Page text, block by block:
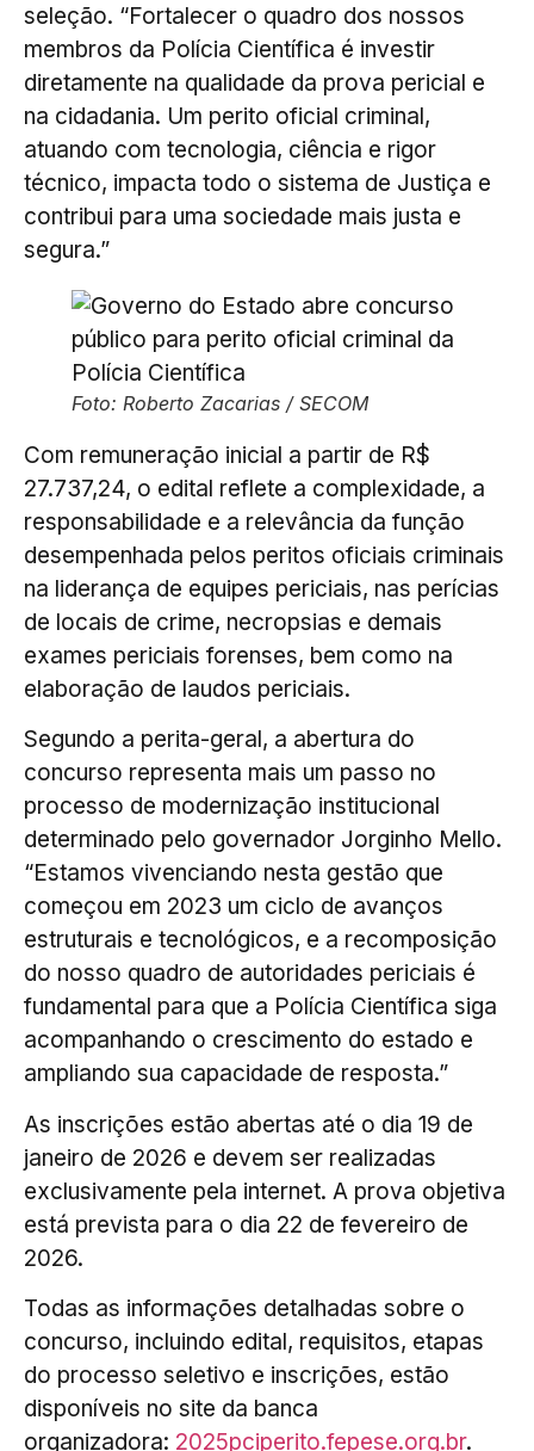
seleção. “Fortalecer o quadro dos nossos
membros da Polícia Científica é investir
diretamente na qualidade da prova pericial e
na cidadania. Um perito oficial criminal,
atuando com tecnologia, ciência e rigor
técnico, impacta todo o sistema de Justiça e
contribui para uma sociedade mais justa e
segura.”
Foto: Roberto Zacarias / SECOM
Com remuneração inicial a partir de R$
27.737,24, o edital reflete a complexidade, a
responsabilidade e a relevância da função
desempenhada pelos peritos oficiais criminais
na liderança de equipes periciais, nas perícias
de locais de crime, necropsias e demais
exames periciais forenses, bem como na
elaboração de laudos periciais.
Segundo a perita-geral, a abertura do
concurso representa mais um passo no
processo de modernização institucional
determinado pelo governador Jorginho Mello.
“Estamos vivenciando nesta gestão que
começou em 2023 um ciclo de avanços
estruturais e tecnológicos, e a recomposição
do nosso quadro de autoridades periciais é
fundamental para que a Polícia Científica siga
acompanhando o crescimento do estado e
ampliando sua capacidade de resposta.”
As inscrições estão abertas até o dia 19 de
janeiro de 2026 e devem ser realizadas
exclusivamente pela internet. A prova objetiva
está prevista para o dia 22 de fevereiro de
2026.
Todas as informações detalhadas sobre o
concurso, incluindo edital, requisitos, etapas
do processo seletivo e inscrições, estão
disponíveis no site da banca
organizadora: 2025pciperito.fepese.org.br.